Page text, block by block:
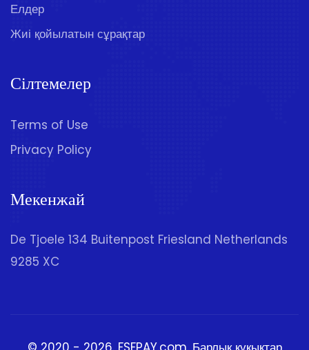
Елдер
Жиі қойылатын сұрақтар
Сілтемелер
Terms of Use
Privacy Policy
Мекенжай
De Tjoele 134 Buitenpost Friesland Netherlands
9285 XC